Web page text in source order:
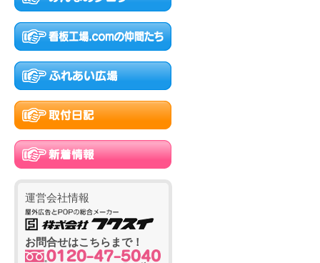
運営会社情報
お問合せはこちらまで！